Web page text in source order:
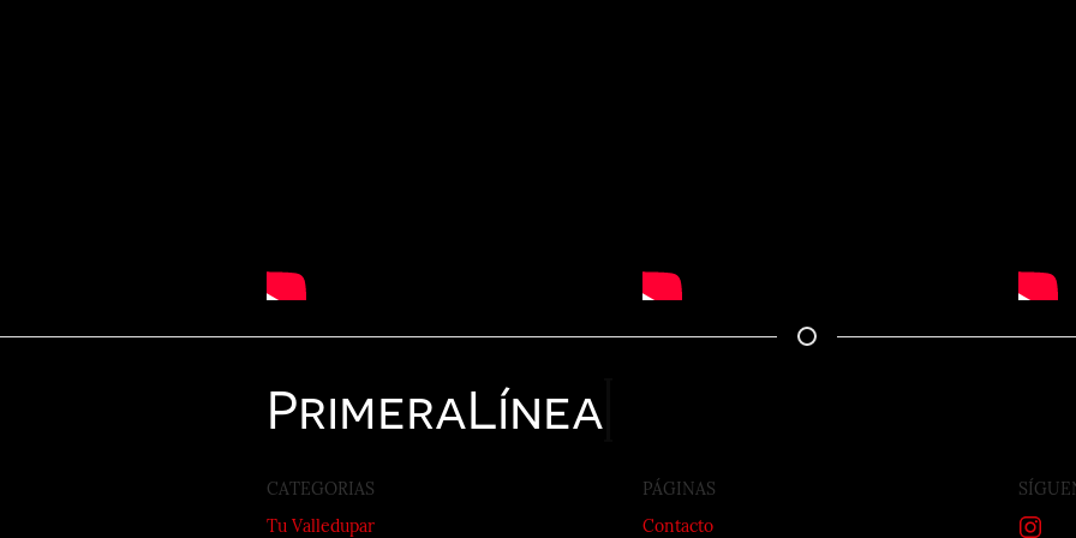
PrimeraLínea
CATEGORIAS
Tu Valledupar
PÁGINAS
Contacto